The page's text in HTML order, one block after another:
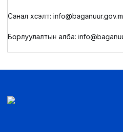
Санал хүсэлт:
Борлуулалтын алба: